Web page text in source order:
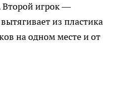
Второй игрок —
из пластика
на одном месте и от